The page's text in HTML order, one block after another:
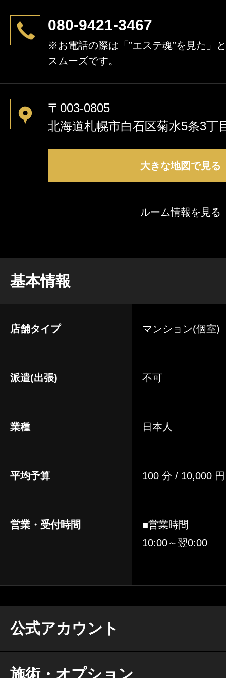
080-9421-3467
※お電話の際は「”エステ魂”を見た」
スムーズです。
〒003-0805
北海道札幌市白石区菊水5条3
大きな地図で見る
ルーム情報を見る
基本情報
店舗タイプ マンション(個室)
派遣(出張) 不可
業種 日本人
平均予算 100 分 / 10,000
営業・受付時間
■営業時間
10:00～翌0:00
公式アカウント
施術・オプション